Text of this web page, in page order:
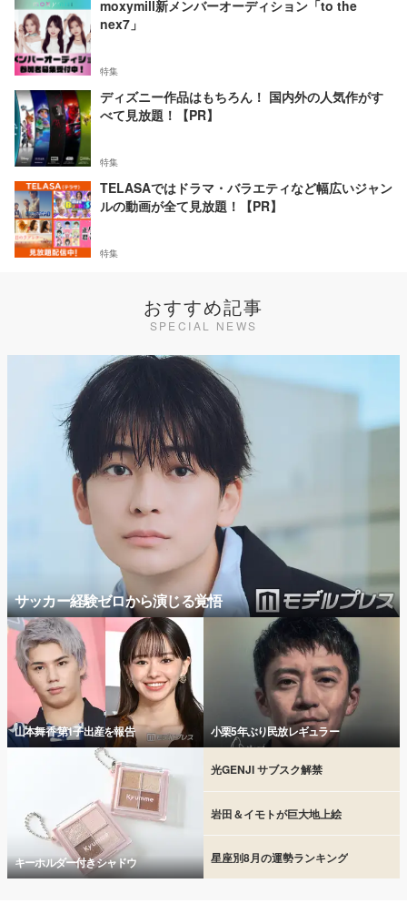
moxymill新メンバーオーディション「to the
nex7」
特集
ディズニー作品はもちろん！ 国内外の人気作がす
べて見放題！【PR】
特集
TELASAではドラマ・バラエティなど幅広いジャン
ルの動画が全て見放題！【PR】
特集
おすすめ記事
SPECIAL NEWS
サッカー経験ゼロから演じる覚悟
山本舞香 第1子出産を報告 小栗5年ぶり民放レギュラー
キーホルダー付きシャドウ
光GENJI サブスク解禁
岩田＆イモトが巨大地上絵
星座別8月の運勢ランキング